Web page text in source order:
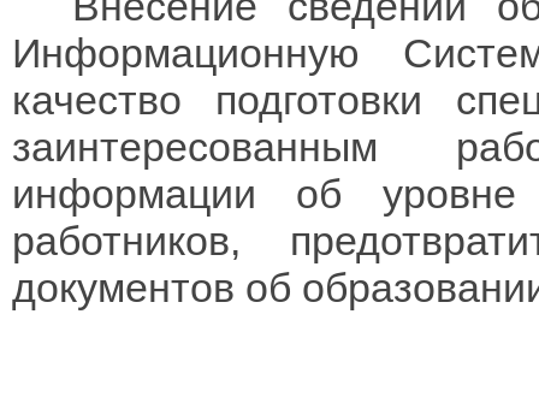
Информационную
качество подготовки
заинтересованным
информации об уровне
работников,
документов об